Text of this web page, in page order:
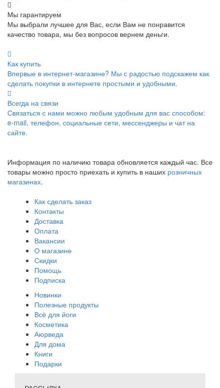
Мы гарантируем
Мы выбрали лучшее для Вас, если Вам не понравится
качество товара, мы без вопросов вернем деньги.
Как купить
Впервые в интернет-магазине? Мы с радостью подскажем как
сделать покупки в интернете простыми и удобными.
Всегда на связи
Связаться с нами можно любым удобным для вас способом:
e-mail, телефон, социальные сети, мессенджеры и чат на
сайте.
Информация по наличию товара обновляется каждый час. Все
товары можно просто приехать и купить в наших розничных
магазинах.
Как сделать заказ
Контакты
Доставка
Оплата
Вакансии
О магазине
Скидки
Помощь
Подписка
Новинки
Полезные продукты
Всё для йоги
Косметика
Аюрведа
Для дома
Книги
Подарки